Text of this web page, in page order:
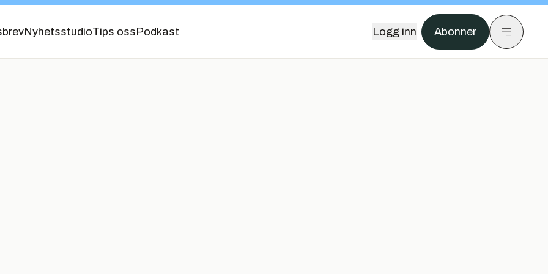
NyhetsstudioTips oss Podkast Logg inn Abonner